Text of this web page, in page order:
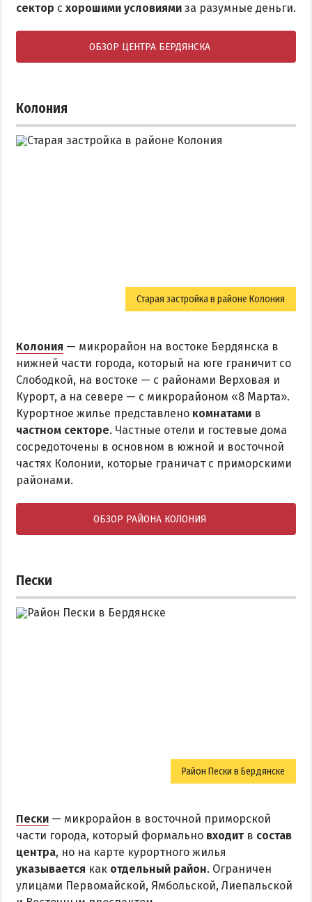
сектор с хорошими условиями за разумные деньги.
ОБЗОР ЦЕНТРА БЕРДЯНСКА
Колония
Старая застройка в районе Колония
Колония — микрорайон на востоке Бердянска в
нижней части города, который на юге граничит со
Слободкой, на востоке — с районами Верховая и
Курорт, а на севере — с микрорайоном «8 Марта».
Курортное жилье представлено комнатами в
частном секторе. Частные отели и гостевые дома
сосредоточены в основном в южной и восточной
частях Колонии, которые граничат с приморскими
районами.
ОБЗОР РАЙОНА КОЛОНИЯ
Пески
Район Пески в Бердянске
Пески — микрорайон в восточной приморской
части города, который формально входит в состав
центра, но на карте курортного жилья
указывается как отдельный район. Ограничен
улицами Первомайской, Ямбольской, Лиепальской